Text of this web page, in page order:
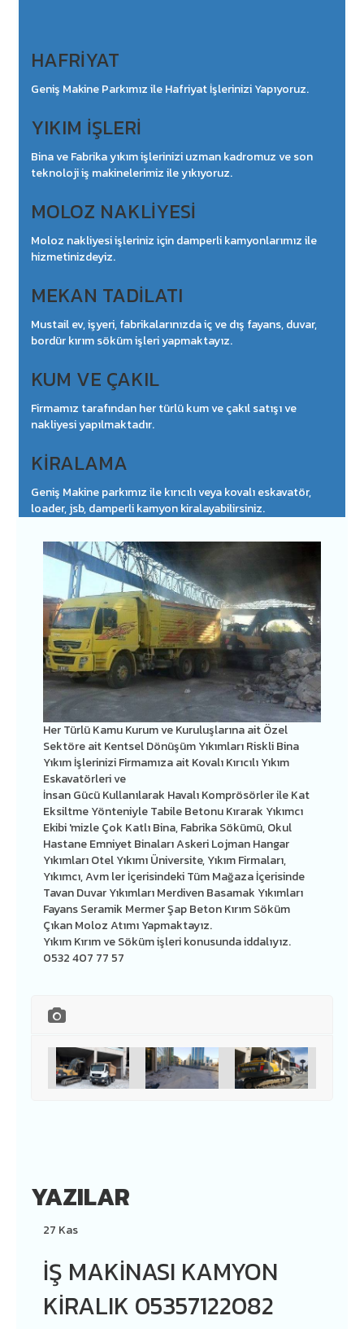
HAFRİYAT
Geniş Makine Parkımız ile Hafriyat İşlerinizi Yapıyoruz.
YIKIM İŞLERİ
Bina ve Fabrika yıkım işlerinizi uzman kadromuz ve son
teknoloji iş makinelerimiz ile yıkıyoruz.
MOLOZ NAKLİYESİ
Moloz nakliyesi işleriniz için damperli kamyonlarımız ile
hizmetinizdeyiz.
MEKAN TADİLATI
Mustail ev, işyeri, fabrikalarınızda iç ve dış fayans, duvar,
bordür kırım söküm işleri yapmaktayız.
KUM VE ÇAKIL
Firmamız tarafından her türlü kum ve çakıl satışı ve
nakliyesi yapılmaktadır.
KİRALAMA
Geniş Makine parkımız ile kırıcılı veya kovalı eskavatör,
loader, jsb, damperli kamyon kiralayabilirsiniz.
Her Türlü Kamu Kurum ve Kuruluşlarına ait Özel
Sektöre ait Kentsel Dönüşüm Yıkımları Riskli Bina
Yıkım İşlerinizi Firmamıza ait Kovalı Kırıcılı Yıkım
Eskavatörleri ve
İnsan Gücü Kullanılarak Havalı Komprösörler ile Kat
Eksiltme Yönteniyle Tabile Betonu Kırarak Yıkımcı
Ekibi 'mizle Çok Katlı Bina, Fabrika Sökümü, Okul
Hastane Emniyet Binaları Askeri Lojman Hangar
Yıkımları Otel Yıkımı Üniversite, Yıkım Firmaları,
Yıkımcı, Avm ler İçerisindeki Tüm Mağaza İçerisinde
Tavan Duvar Yıkımları Merdiven Basamak Yıkımları
Fayans Seramik Mermer Şap Beton Kırım Söküm
Çıkan Moloz Atımı Yapmaktayız.
Yıkım Kırım ve Söküm işleri konusunda iddalıyız.
0532 407 77 57
YAZILAR
27 Kas
İŞ MAKINASI KAMYON
KIRALIK 05357122082